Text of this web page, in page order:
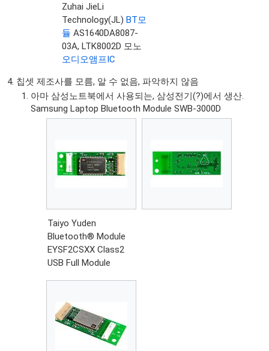
Zuhai JieLi
Technology(JL)BT모
듈 AS1640DA8087-
03A, LTK8002D 모노
오디오앰프IC
칩셋 제조사를 모름, 알 수 없음, 파악하지 않음
아마 삼성노트북에서 사용되는, 삼성전기(?)에서 생산.
Samsung Laptop Bluetooth Module SWB-3000D
Taiyo Yuden
Bluetooth® Module
EYSF2CSXX Class2
USB Full Module